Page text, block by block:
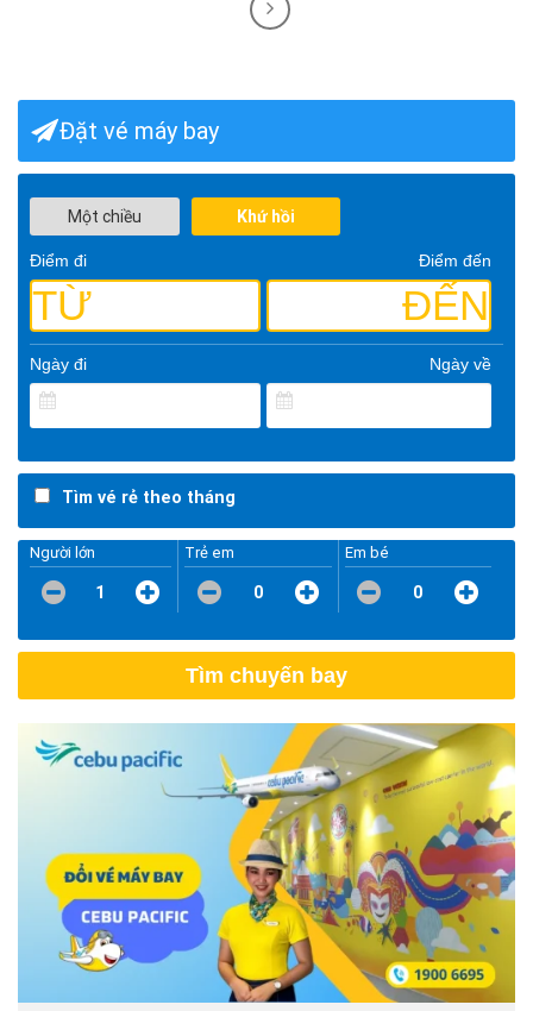
Đặt vé máy bay
Một chiều Khứ hồi
Điểm đi Điểm đến
TỪ ĐẾN
Ngày đi Ngày về
Tìm vé rẻ theo tháng
Người lớn
1
Trẻ em
0
Em bé
0
Tìm chuyến bay